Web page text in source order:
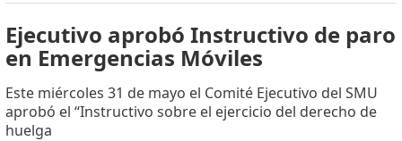
Ejecutivo aprobó Instructivo de paro
en Emergencias Móviles
Este miércoles 31 de mayo el Comité Ejecutivo del SMU
aprobó el “Instructivo sobre el ejercicio del derecho de
huelga